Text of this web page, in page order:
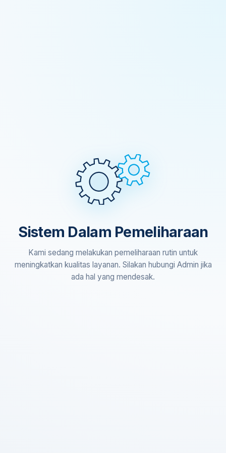
Sistem Dalam Pemeliharaan
Kami sedang melakukan pemeliharaan rutin untuk
meningkatkan kualitas layanan. Silakan hubungi Admin jika
ada hal yang mendesak.